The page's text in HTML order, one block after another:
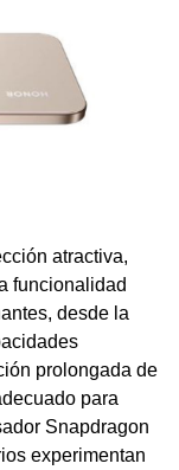
atractiva,
funcionalidad
desde la
prolongada de
para
Snapdragon
experimentan